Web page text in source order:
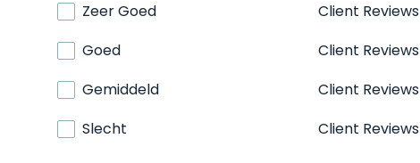
Zeer Goed
Client Reviews
Goed
Client Reviews
Gemiddeld
Client Reviews
Slecht
Client Reviews